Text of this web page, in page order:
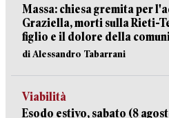
Massa: chiesa gremita per
Graziella, morti sulla Rieti-
figlio e il dolore della
di Alessandro Tabarrani
Viabilità
Esodo estivo, sabato (8